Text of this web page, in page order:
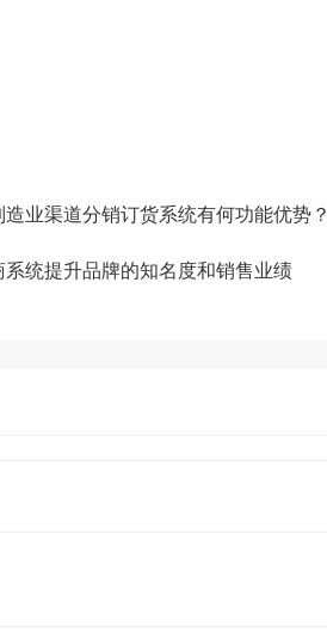
业渠道分销订货系统有何功能优势？
统提升品牌的知名度和销售业绩